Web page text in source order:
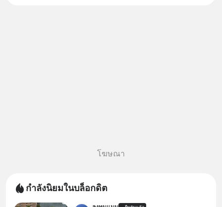
โฆษณา
กำลังนิยมในบล็อกดิต